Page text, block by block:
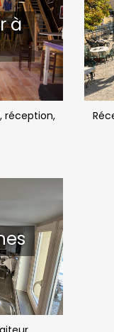
à
réception,